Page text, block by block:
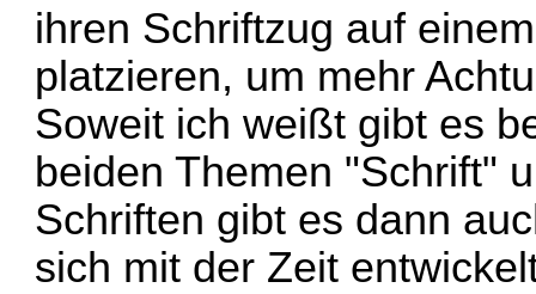
ihren Schriftzug auf
platzieren, um mehr
Soweit ich weißt gibt es
beiden Themen "Schrift"
Schriften gibt es dann
sich mit der Zeit